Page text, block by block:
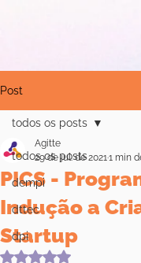
Post
todos os posts
dempi
dttec
dpi
todos os posts
PICS -
Indução a
Startup
Agitte
29 de jul. de 20211 min
Avaliado com